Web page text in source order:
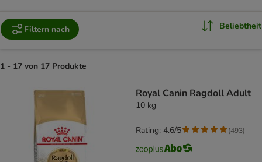
Filtern nach Beliebtheit
1 - 17 von 17 Produkte
Royal Canin Ragdoll Adult
10 kg
Rating: 4.6/5 (493)